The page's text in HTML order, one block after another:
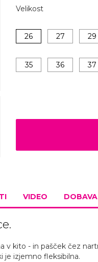
Velikost
26 27 29
35 36 37
VIDEO
v kito - in pašček čez
je izjemno fleksibilna.